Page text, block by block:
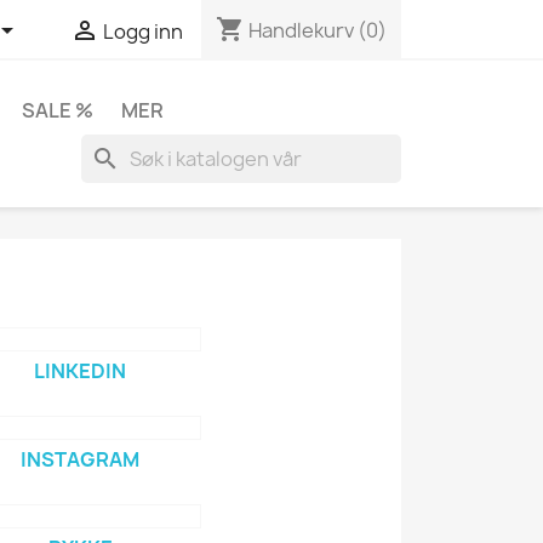
 Logg inn shopping_cart Handlekurv (0)
SALE % MER
search
LINKEDIN
INSTAGRAM